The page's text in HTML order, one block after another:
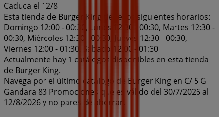
Caduca el 12/8
Esta tienda de Burger King tiene los siguientes horarios:
Domingo 12:00 - 00:30, Lunes 12:30 - 00:30, Martes 12:30 -
00:30, Miércoles 12:30 - 00:30, Jueves 12:30 - 00:30,
Viernes 12:00 - 01:30, Sábado 12:00 - 01:30
Actualmente hay 1 catálogos disponibles en esta tienda
de Burger King.
Navega por el último catálogo de Burger King en C/ 5 G
Gandara 83 Promociones que es válido del 30/7/2026 al
12/8/2026 y no pares de ahorrar.